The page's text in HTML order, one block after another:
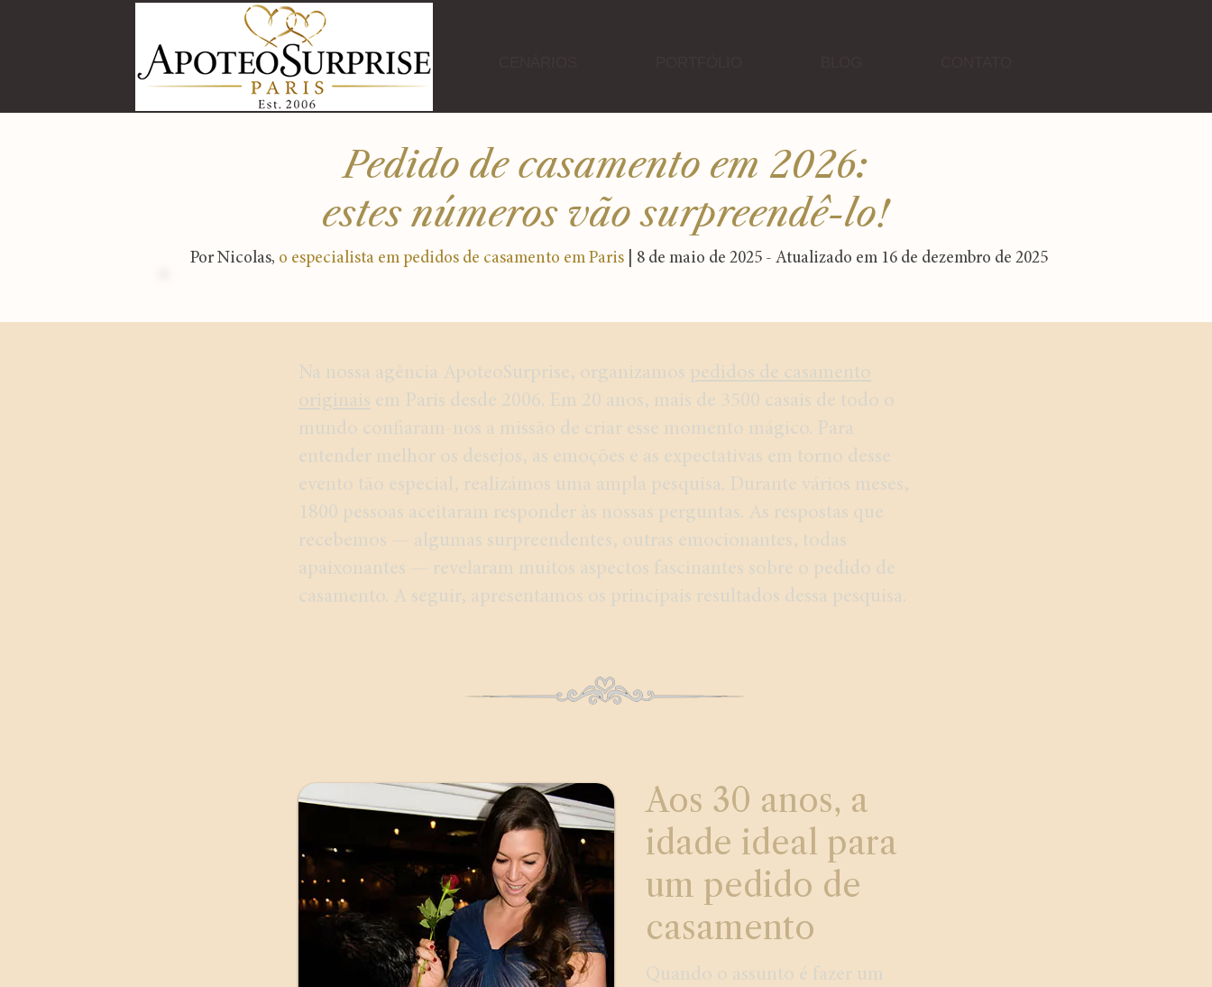
Pedido de casamento em 2026:
estes números vão surpreendê-lo!
Por Nicolas, o especialista em pedidos de casamento em Paris | 8 de maio de 2025 - Atualizado em 16 de dezembro de 2025
Na nossa agência ApoteoSurprise, organizamos pedidos de casamento
originais em Paris desde 2006. Em 20 anos, mais de 3500 casais de todo o
mundo confiaram-nos a missão de criar esse momento mágico. Para
entender melhor os desejos, as emoções e as expectativas em torno desse
evento tão especial, realizámos uma ampla pesquisa. Durante vários meses,
1800 pessoas aceitaram responder às nossas perguntas. As respostas que
recebemos — algumas surpreendentes, outras emocionantes, todas
apaixonantes — revelaram muitos aspectos fascinantes sobre o pedido de
casamento. A seguir, apresentamos os principais resultados dessa pesquisa.
Aos 30 anos, a
idade ideal para
um pedido de
casamento
Quando o assunto é fazer um